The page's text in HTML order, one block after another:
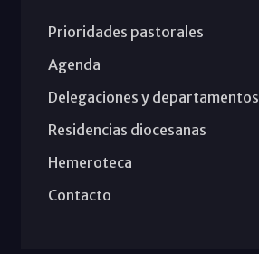
Prioridades pastorales
Agenda
Delegaciones y departamentos
Residencias diocesanas
Hemeroteca
Contacto